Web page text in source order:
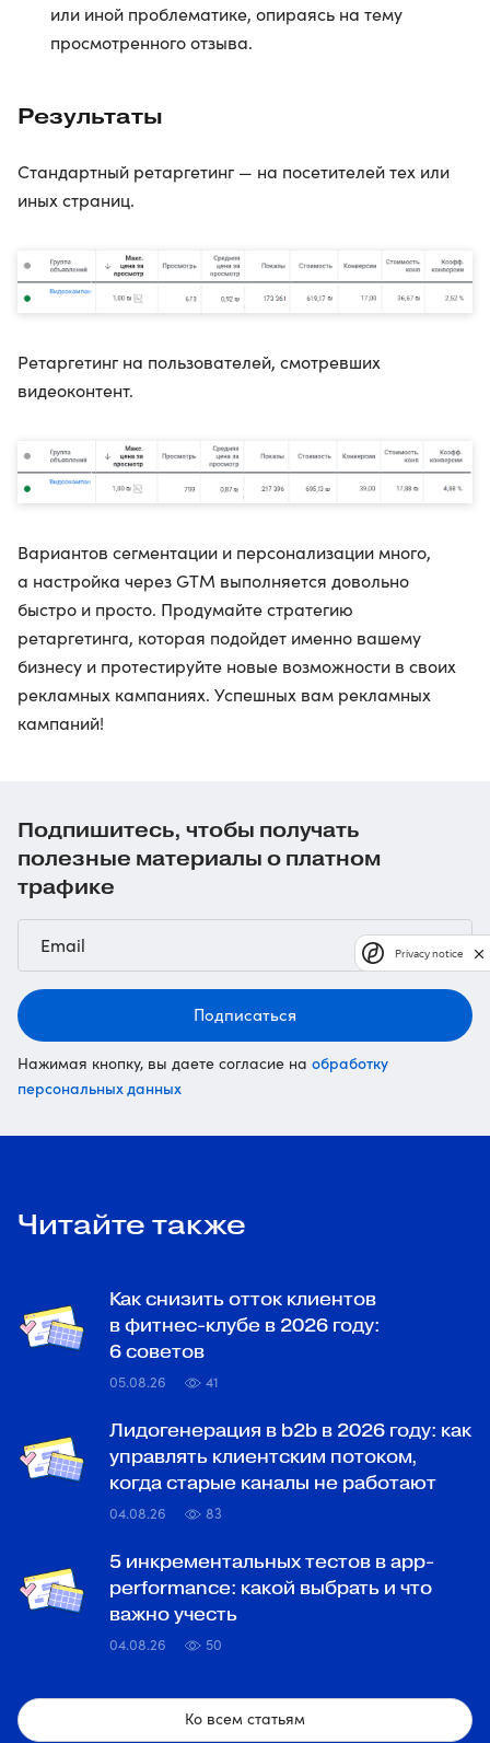
или иной проблематике, опираясь на тему
просмотренного отзыва.
Результаты
Стандартный ретаргетинг — на посетителей тех или
иных страниц.
Ретаргетинг на пользователей, смотревших
видеоконтент.
Вариантов сегментации и персонализации много,
а настройка через GTM выполняется довольно
быстро и просто. Продумайте стратегию
ретаргетинга, которая подойдет именно вашему
бизнесу и протестируйте новые возможности в своих
рекламных кампаниях. Успешных вам рекламных
кампаний!
Подпишитесь, чтобы получать
полезные материалы о платном
трафике
Подписаться
Нажимая кнопку, вы даете согласие на обработку
персональных данных
Читайте также
Как снизить отток клиентов
в фитнес-клубе в 2026 году:
6 советов
05.08.26 41
Лидогенерация в b2b в 2026 году: как
управлять клиентским потоком,
когда старые каналы не работают
04.08.26 83
5 инкрементальных тестов в app-
performance: какой выбрать и что
важно учесть
04.08.26 50
Ко всем статьям
Privacy notice